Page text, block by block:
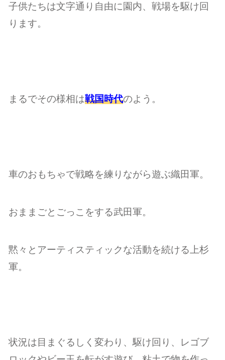
子供たちは文字通り自由に園内、戦場を駆け回
ります。
まるでその様相は戦国時代のよう。
車のおもちゃで戦略を練りながら遊ぶ織田軍。
おままごとごっこをする武田軍。
黙々とアーティスティックな活動を続ける上杉
軍。
状況は目まぐるしく変わり、駆け回り、レゴブ